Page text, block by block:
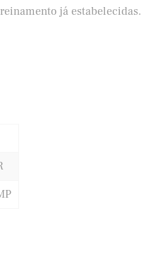
já estabelecidas.